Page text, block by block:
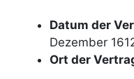
Datum der
Dezember
Ort der